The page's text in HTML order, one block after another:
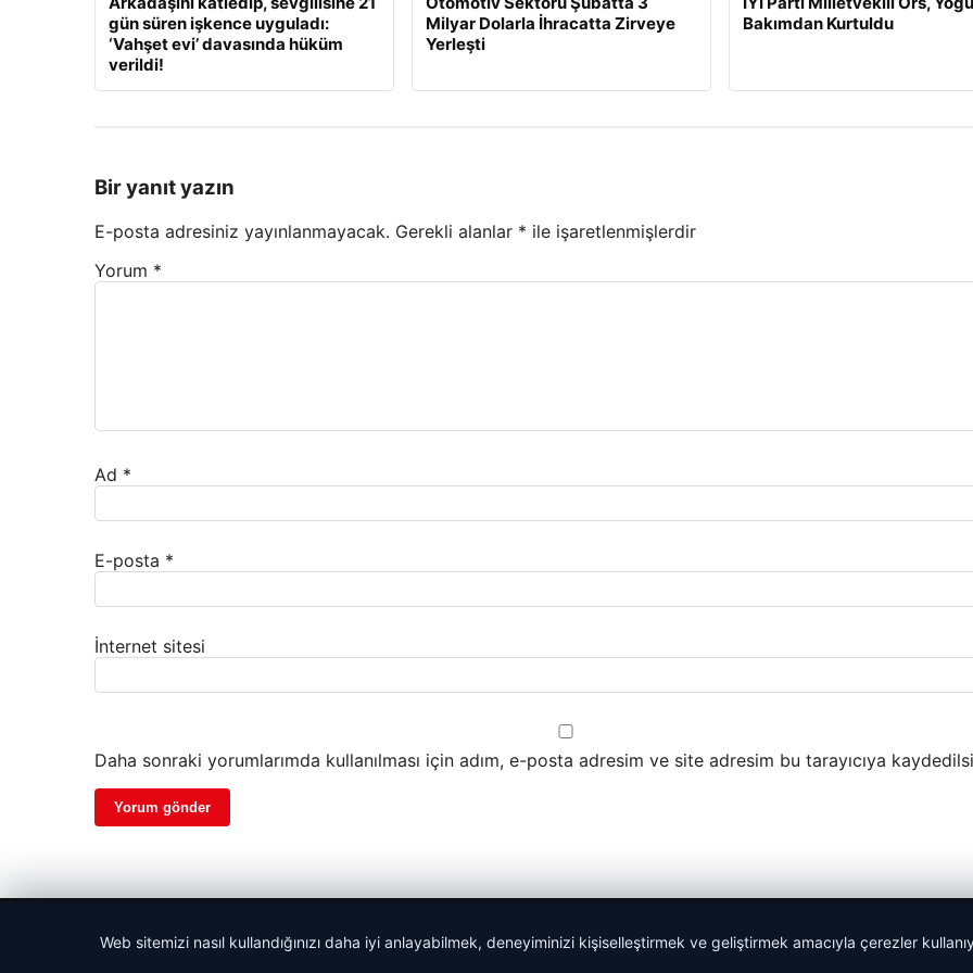
gün süren işkence uyguladı:
‘Vahşet evi’ davasında hüküm
verildi!
Milyar Dolarla İhracatta Zirveye
Yerleşti
Bakımdan Kurtuldu
Bir yanıt yazın
E-posta adresiniz yayınlanmayacak. Gerekli alanlar * ile işaretlenmişlerdir
Yorum *
Ad *
E-posta *
İnternet sitesi
Daha sonraki yorumlarımda kullanılması için adım, e-posta adresim ve site adresim bu tarayıcıya
Web sitemizi nasıl kullandığınızı daha iyi anlayabilmek, deneyiminizi kişiselleştirmek ve geliştirmek amacıyla çerezler